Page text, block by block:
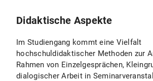
Didaktische Aspekte
Im Studiengang kommt eine Vielfalt
hochschuldidaktischer Methoden zur
Rahmen von Einzelgesprächen,
dialogischer Arbeit in